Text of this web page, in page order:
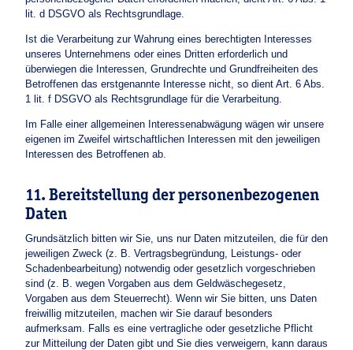
lit. d DSGVO als Rechtsgrundlage.
Ist die Verarbeitung zur Wahrung eines berechtigten Interesses
unseres Unternehmens oder eines Dritten erforderlich und
überwiegen die Interessen, Grundrechte und Grundfreiheiten des
Betroffenen das erstgenannte Interesse nicht, so dient Art. 6 Abs.
1 lit. f DSGVO als Rechtsgrundlage für die Verarbeitung.
Im Falle einer allgemeinen Interessenabwägung wägen wir unsere
eigenen im Zweifel wirtschaftlichen Interessen mit den jeweiligen
Interessen des Betroffenen ab.
11. Bereitstellung der personenbezogenen
Daten
Grundsätzlich bitten wir Sie, uns nur Daten mitzuteilen, die für den
jeweiligen Zweck (z. B. Vertragsbegründung, Leistungs- oder
Schadenbearbeitung) notwendig oder gesetzlich vorgeschrieben
sind (z. B. wegen Vorgaben aus dem Geldwäschegesetz,
Vorgaben aus dem Steuerrecht). Wenn wir Sie bitten, uns Daten
freiwillig mitzuteilen, machen wir Sie darauf besonders
aufmerksam. Falls es eine vertragliche oder gesetzliche Pflicht
zur Mitteilung der Daten gibt und Sie dies verweigern, kann daraus